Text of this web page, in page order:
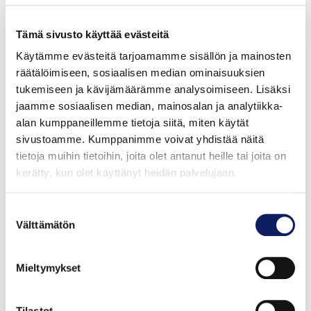
Tämä sivusto käyttää evästeitä
Käytämme evästeitä tarjoamamme sisällön ja mainosten
räätälöimiseen, sosiaalisen median ominaisuuksien
tukemiseen ja kävijämäärämme analysoimiseen. Lisäksi
jaamme sosiaalisen median, mainosalan ja analytiikka-
alan kumppaneillemme tietoja siitä, miten käytät
sivustoamme. Kumppanimme voivat yhdistää näitä
tietoja muihin tietoihin, joita olet antanut heille tai joita on
kerätty, kun olet käyttänyt heidän palvelujaan.
valinta
Välttämätön
Mieltymykset
ruoantuottajat ovat jo hyvin edustettuina isojenkin
Lyhyt hankintaketju on kilpailuetu
Elintarviketeollisuus Suomessa nojaa kotimaisiin raaka-
aineisiin: 82 prosenttia teollisuuden käyttämistä raaka-
aineista tulee Suomesta. Yrityksillä on kilpailuetunaan
jäljitettävyyden.
Joidenkin lihatuotteiden raaka-aine voidaan nykyään jo
kuluttajapakkauksen merkintöjen avulla jäljittää
tuotantotilalle asti. Myös kanamunien leima paljastaa